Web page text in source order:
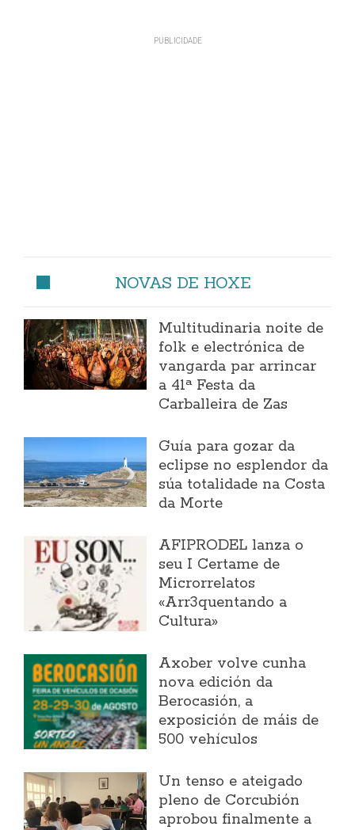
NOVAS DE HOXE
Multitudinaria noite de
folk e electrónica de
vangarda par arrincar
a 41ª Festa da
Carballeira de Zas
Guía para gozar da
eclipse no esplendor da
súa totalidade na Costa
da Morte
AFIPRODEL lanza o
seu I Certame de
Microrrelatos
«Arr3quentando a
Cultura»
Axober volve cunha
nova edición da
Berocasión, a
exposición de máis de
500 vehículos
Un tenso e ateigado
pleno de Corcubión
aprobou finalmente a